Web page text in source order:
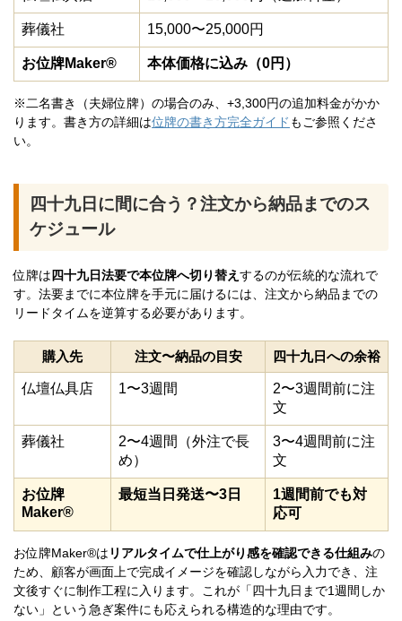
葬儀社 15,000〜25,000円
お位牌Maker® 本体価格に込み（0円）
※二名書き（夫婦位牌）の場合のみ、+3,300円の追加料金がかか
ります。書き方の詳細は位牌の書き方完全ガイド もご参照くださ
い。
四十九日に間に合う？注文から納品までのス
ケジュール
位牌は 四十九日法要で本位牌へ切り替え するのが伝統的な流れで
す。法要までに本位牌を手元に届けるには、注文から納品までの
リードタイムを逆算する必要があります。
購入先 注文〜納品の目安 四十九日への余裕
仏壇仏具店 1〜3週間
2〜3週間前に注
文
葬儀社
2〜4週間（外注で長
め）
3〜4週間前に注
文
お位牌
Maker®
最短当日発送〜3日
1週間前でも対
応可
お位牌Maker®は リアルタイムで仕上がり感を確認できる仕組みの
ため、顧客が画面上で完成イメージを確認しながら入力でき、注
文後すぐに制作工程に入ります。これが「四十九日まで1週間しか
ない」という急ぎ案件にも応えられる構造的な理由です。